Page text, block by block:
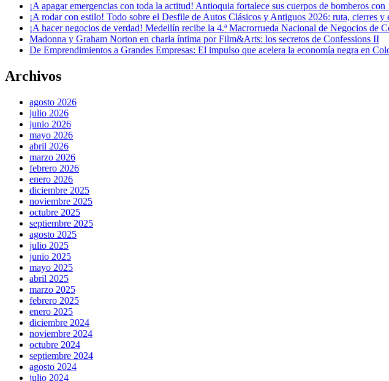
¡A apagar emergencias con toda la actitud! Antioquia fortalece sus cuerpos de bomberos
¡A rodar con estilo! Todo sobre el Desfile de Autos Clásicos y Antiguos 2026: ruta, cierres y
¡A hacer negocios de verdad! Medellín recibe la 4.ª Macrorrueda Nacional de Negocios de
Madonna y Graham Norton en charla íntima por Film&Arts: los secretos de Confessions II
De Emprendimientos a Grandes Empresas: El impulso que acelera la economía negra en
Archivos
agosto 2026
julio 2026
junio 2026
mayo 2026
abril 2026
marzo 2026
febrero 2026
enero 2026
diciembre 2025
noviembre 2025
octubre 2025
septiembre 2025
agosto 2025
julio 2025
junio 2025
mayo 2025
abril 2025
marzo 2025
febrero 2025
enero 2025
diciembre 2024
noviembre 2024
octubre 2024
septiembre 2024
agosto 2024
julio 2024